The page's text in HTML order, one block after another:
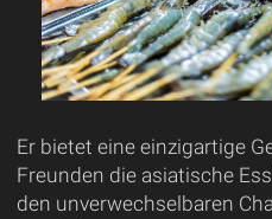
Er bietet eine einzigartige
Freunden die asiatische
den unverwechselbaren